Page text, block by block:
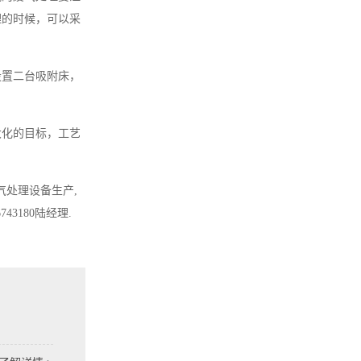
时候，可以采
二台吸附床，
的目标，工艺
处理设备生产,
陆经理.